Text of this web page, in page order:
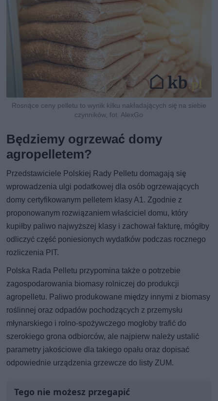
Rosnące ceny pelletu to wynik kilku nakładających się na siebie
czynników, fot. AlexGo
Będziemy ogrzewać domy
agropelletem?
Przedstawiciele Polskiej Rady Pelletu domagają się
wprowadzenia ulgi podatkowej dla osób ogrzewających
domy certyfikowanym pelletem klasy A1. Zgodnie z
proponowanym rozwiązaniem właściciel domu, który
kupiłby paliwo najwyższej klasy i zachował fakturę, mógłby
odliczyć część poniesionych wydatków podczas rocznego
rozliczenia PIT.
Polska Rada Pelletu przypomina także o potrzebie
zagospodarowania biomasy rolniczej do produkcji
agropelletu. Paliwo produkowane między innymi z biomasy
roślinnej oraz odpadów pochodzących z przemysłu
młynarskiego i rolno-spożywczego mogłoby trafić do
szerokiego grona odbiorców, ale najpierw należy ustalić
parametry jakościowe dla takiego opału oraz dopisać
odpowiednie urządzenia grzewcze do listy ZUM.
Tego nie możesz przegapić